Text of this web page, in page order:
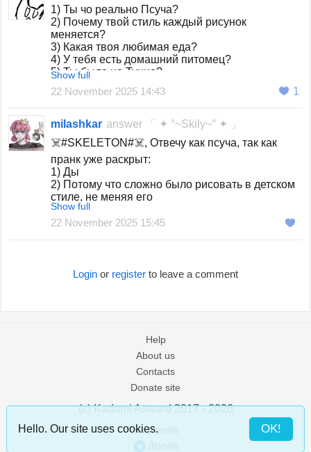
1) Ты чо реально Псуча?
2) Почему твой стиль каждый рисунок
меняется?
3) Какая твоя любимая еда?
4) У тебя есть домашний питомец?
5) Ты была на Тунио?
Show full
22 November 2025 14:43 1
milashkar answer
「 ✦ °~Skily~° ✦ 」
☠️#SKELETON#☠️, Отвечу как псуча, так как
пранк уже раскрыт:
1) Ды
2) Потому что сложно было рисовать в детском
стиле, не меняя его
3) Салатек цезарь и роллы
4) Псинка имеется, зовут Чарльз
Show full
22 November 2025 15:45
Loginor registerto leave a comment
/loneti
(c) Kadumi Asward 2017 - 2026 :)
Help
About us
Contacts
Donate site
Hello. Our site uses cookies. OK!